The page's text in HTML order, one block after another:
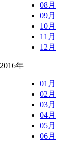
08月
09月
10月
11月
12月
2016年
01月
02月
03月
04月
05月
06月